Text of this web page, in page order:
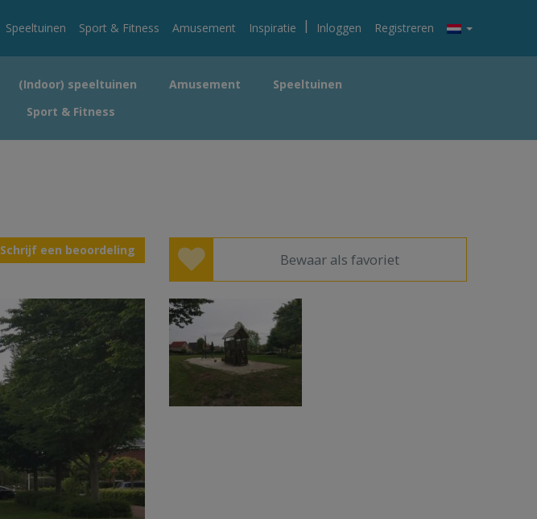
Speeltuinen Sport & Fitness Amusement Inspiratie | Inloggen Registreren
(Indoor) speeltuinen Amusement
Speeltuinen
Sport & Fitness
Schrijf een beoordeling
Bewaar als favoriet